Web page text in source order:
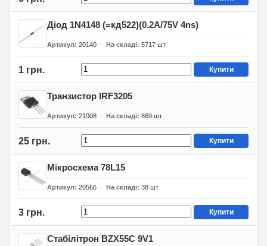
Діод 1N4148 (=кд522)(0.2A/75V 4ns)
Артикул 20140 На складі 5717 шт
1 грн. Купити
Транзистор IRF3205
Артикул 21008 На складі 869 шт
25 грн. Купити
Мікросхема 78L15
Артикул 20566 На складі 38 шт
3 грн. Купити
Стабілітрон BZX55C 9V1